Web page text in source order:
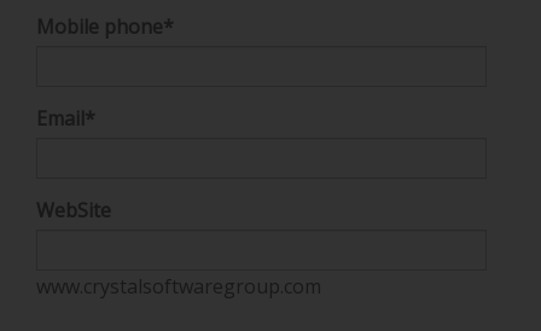
Mobile phone*
Email*
WebSite
www.crystalsoftwaregroup.com